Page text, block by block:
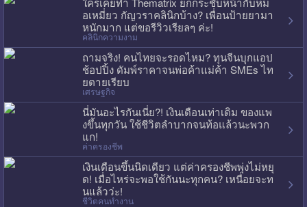
อเหมี่ยว กัญวราคลินิกบ้าง? เพื่อนป้ายยามา
หนักมาก แต่ขอรีวิวเรียลๆ ค่ะ!
คลินิกความงาม
ถามจริง! คนไทยจะรอดไหม? ทุนจีนบุกแอป
ช้อปปิ้ง ดัมพ์ราคาจนพ่อค้าแม่ค้า SMEs ไท
ยตายเรียบ
เศรษฐกิจ
นี่มันอะไรกันเนี่ย?! เงินเดือนเท่าเดิม ของแพ
งขึ้นทุกวัน ใช้ชีวิตลำบากจนท้อแล้วนะพวก
แก!
ค่าครองชีพ
เงินเดือนขึ้นนิดเดียว แต่ค่าครองชีพพุ่งไม่หยุ
ด! เมื่อไหร่จะพอใช้กันนะทุกคน? เหนื่อยจะท
นแล้วว่ะ!
ชีวิตคนทำงาน